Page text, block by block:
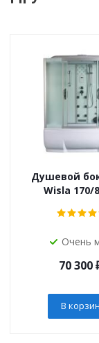
Душевой
Wisla 170/
Очень
70 300
В